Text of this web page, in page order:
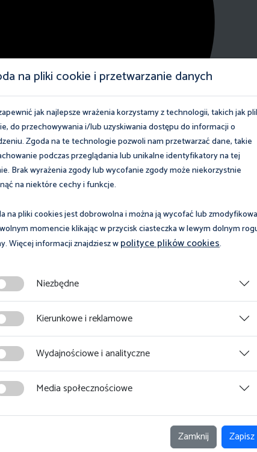
na pliki cookie i przetwarzanie danych
jak najlepsze wrażenia korzystamy z technologii, takich jak
do przechowywania i/lub uzyskiwania dostępu do informacji o
Zgoda na te technologie pozwoli nam przetwarzać dane, takie
podczas przeglądania lub unikalne identyfikatory na tej
Brak wyrażenia zgody lub wycofanie zgody może niekorzystnie
na niektóre cechy i funkcje.
na pliki cookies jest dobrowolna i można ją wycofać lub
momencie klikając w przycisk ciasteczka w lewym dolnym
Więcej informacji znajdziesz wpolityce plików cookies.
Niezbędne
Kierunkowe i reklamowe
Wydajnościowe i analityczne
Media społecznościowe
Zamknij Zapisz